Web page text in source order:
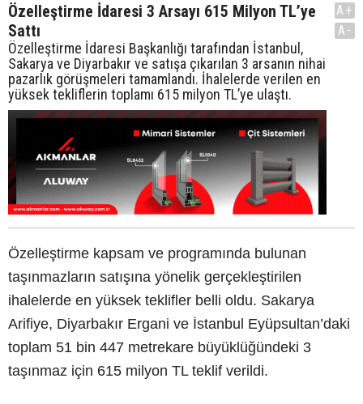
Özelleştirme İdaresi 3 Arsayı 615 Milyon TL’ye
Sattı
Özelleştirme İdaresi Başkanlığı tarafından İstanbul,
Sakarya ve Diyarbakır ve satışa çıkarılan 3 arsanın nihai
pazarlık görüşmeleri tamamlandı. İhalelerde verilen en
yüksek tekliflerin toplamı 615 milyon TL’ye ulaştı.
A+
A-
Özelleştirme kapsam ve programında bulunan
taşınmazların satışına yönelik gerçekleştirilen
ihalelerde en yüksek teklifler belli oldu. Sakarya
Arifiye, Diyarbakır Ergani ve İstanbul Eyüpsultan’daki
toplam 51 bin 447 metrekare büyüklüğündeki 3
taşınmaz için 615 milyon TL teklif verildi.